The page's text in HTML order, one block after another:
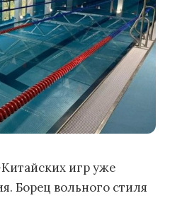
игр уже
Борец вольного стиля